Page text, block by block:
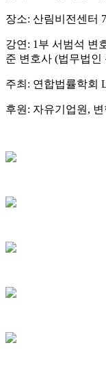
장소: 산림비전센터
강연: 1부 서범석 변
준 변호사 (법무법인
주최: 연합법률학회
후원: 자유기업원,